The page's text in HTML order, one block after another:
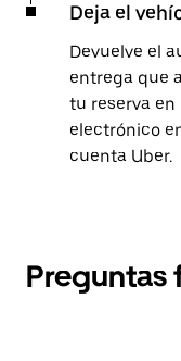
Deja el
Devuelve el
entrega que
tu reserva en
electrónico
cuenta Uber.
Preguntas